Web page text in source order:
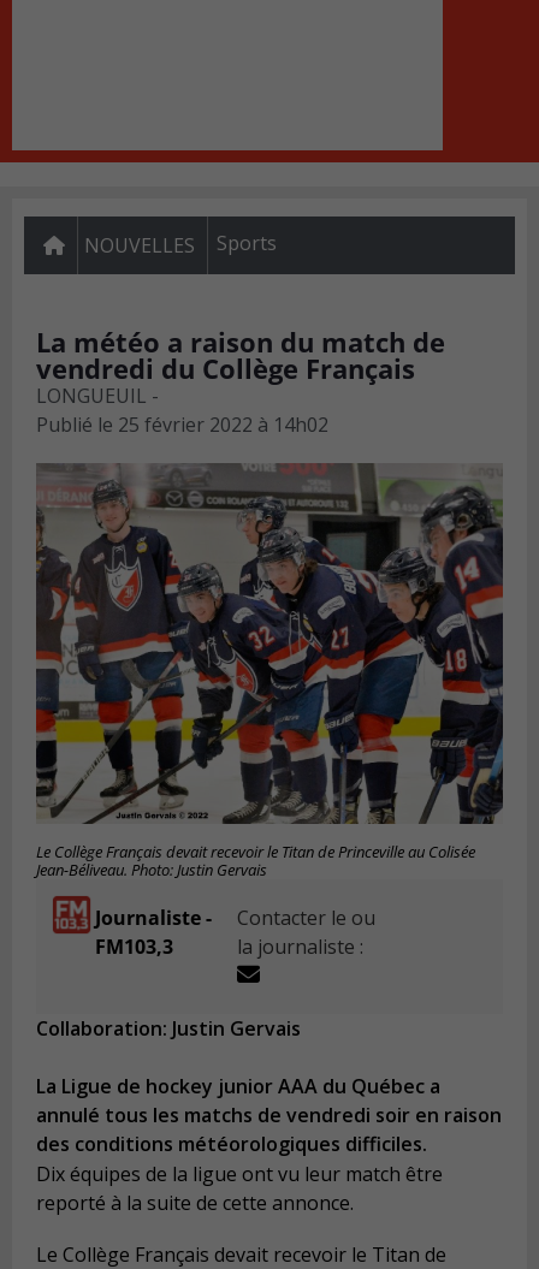
NOUVELLES Sports
La météo a raison du match de
vendredi du Collège Français
LONGUEUIL -
Publié le 25 février 2022 à 14h02
Le Collège Français devait recevoir le Titan de Princeville au Colisée
Jean-Béliveau. Photo: Justin Gervais
Journaliste -
FM103,3
Contacter le ou
la journaliste :
Collaboration: Justin Gervais
La Ligue de hockey junior AAA du Québec a
annulé tous les matchs de vendredi soir en raison
des conditions météorologiques difficiles.
Dix équipes de la ligue ont vu leur match être
reporté à la suite de cette annonce.
Le Collège Français devait recevoir le Titan de